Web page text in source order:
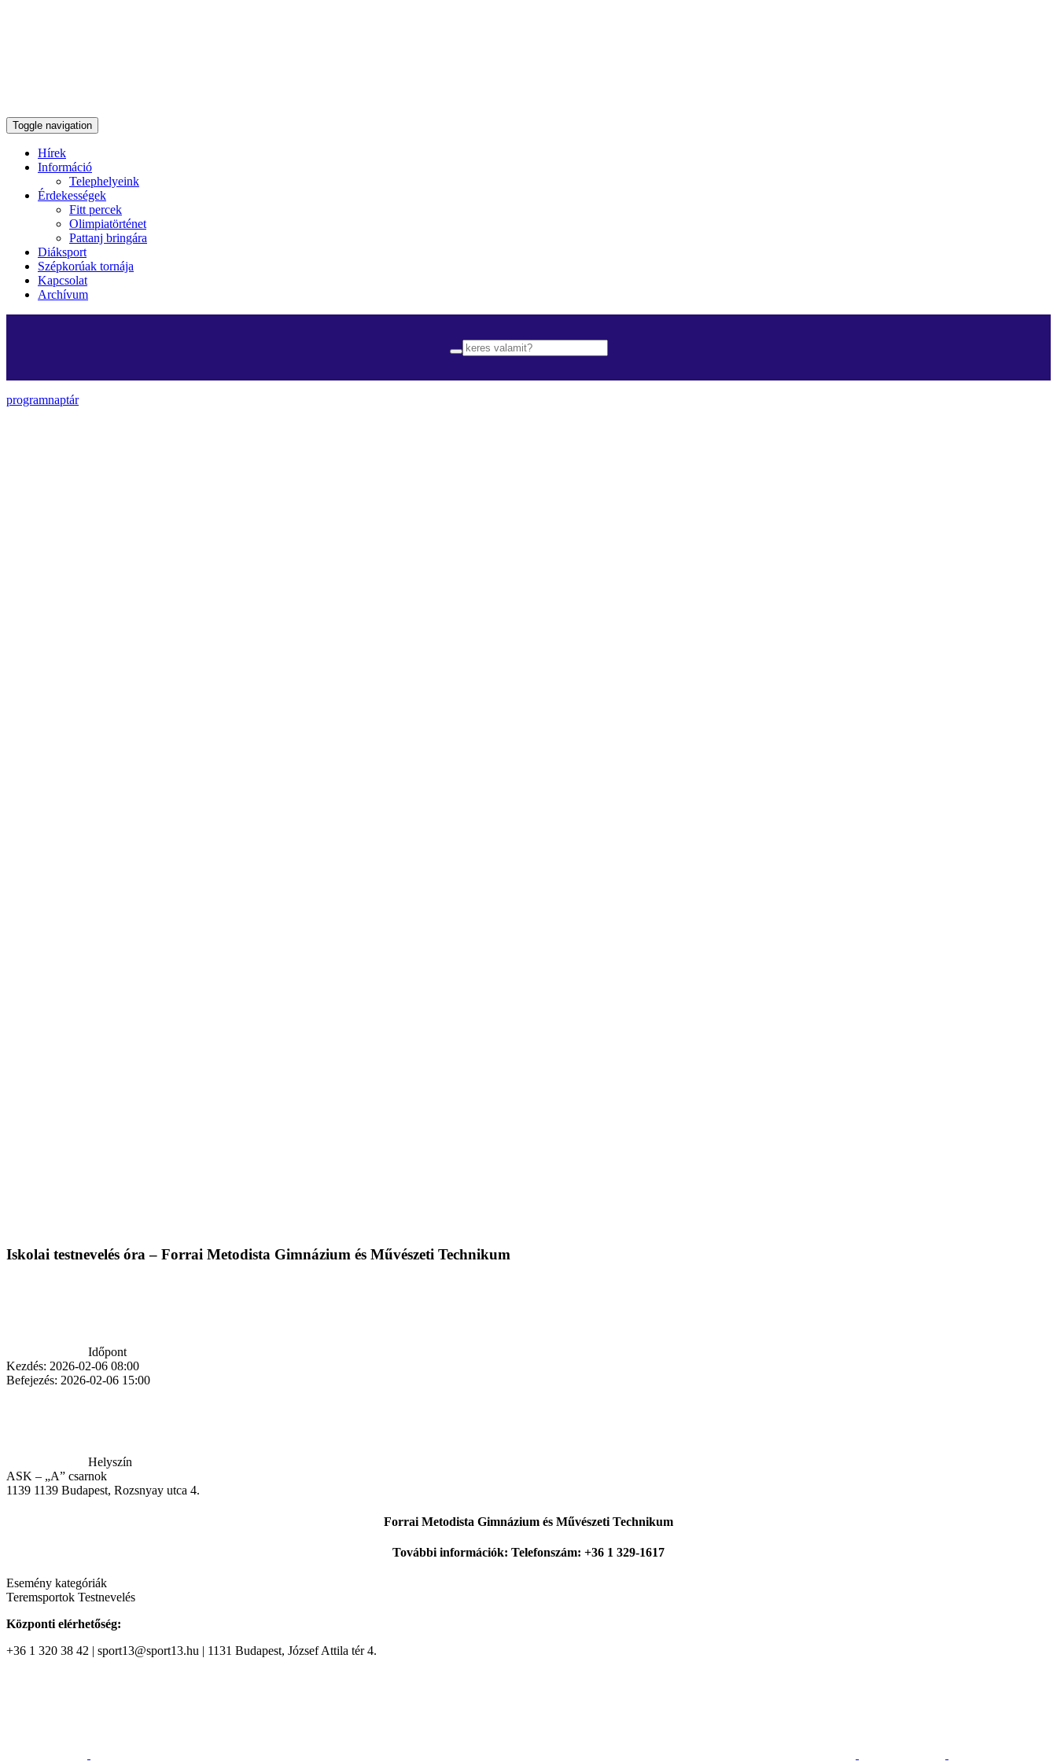
Toggle navigation
Hírek
Információ
Telephelyeink
Érdekességek
Fitt percek
Olimpiatörténet
Pattanj bringára
Diáksport
Szépkorúak tornája
Kapcsolat
Archívum
programnaptár
Iskolai testnevelés óra – Forrai Metodista Gimnázium és Művészeti Technikum
Időpont
Kezdés: 2026-02-06 08:00
Befejezés: 2026-02-06 15:00
Helyszín
ASK – „A” csarnok
1139 1139 Budapest, Rozsnyay utca 4.
Forrai Metodista Gimnázium és Művészeti Technikum
További információk: Telefonszám: +36 1 329-1617
Esemény kategóriák
Teremsportok Testnevelés
Központi elérhetőség:
+36 1 320 38 42 | sport13@sport13.hu | 1131 Budapest, József Attila tér 4.